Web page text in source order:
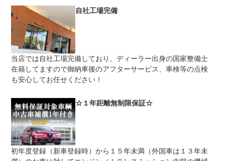
自社工場完備
当店では自社工場完備しており、ディーラー出身の国家整備士
在籍してますので御納車後のアフターサービス、車検等の点検
も安心してお任せください！
☆１年距離無制限保証☆
初年度登録（新車登録時）から１５年未満（外国車は１３年未